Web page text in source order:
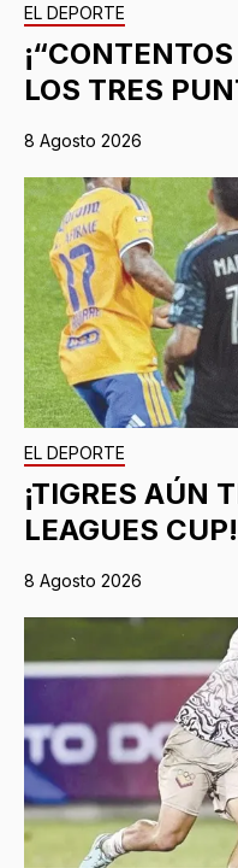
EL DEPORTE
LOS TRES
8 Agosto 2026
EL DEPORTE
¡TIGRES AÚN
LEAGUES CUP!
8 Agosto 2026